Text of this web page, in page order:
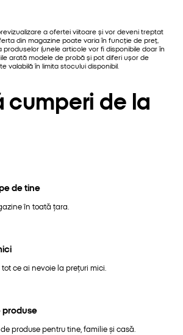
a ofertei viitoare și vor deveni treptat
din magazine poate varia în funcție de preț,
(unele articole vor fi disponibile doar în
arată modele de probă și pot diferi ușor de
valabilă în limita stocului disponibil.
cumperi de la
de tine
în toată țara.
ce ai nevoie la prețuri mici.
produse
produse pentru tine, familie și casă.